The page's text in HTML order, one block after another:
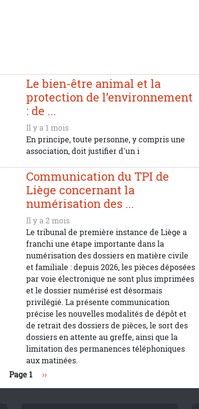
Le bien-être animal et la
protection de l’environnement
: de ...
Il y a 1 mois
En principe, toute personne, y compris une
association, doit justifier d'un i
Communication du TPI de
Liège concernant la
numérisation des ...
Il y a 2 mois
Le tribunal de première instance de Liège a
franchi une étape importante dans la
numérisation des dossiers en matière civile
et familiale : depuis 2026, les pièces déposées
par voie électronique ne sont plus imprimées
et le dossier numérisé est désormais
privilégié. La présente communication
précise les nouvelles modalités de dépôt et
de retrait des dossiers de pièces, le sort des
dossiers en attente au greffe, ainsi que la
limitation des permanences téléphoniques
aux matinées.
Page 1 Page suivante
››